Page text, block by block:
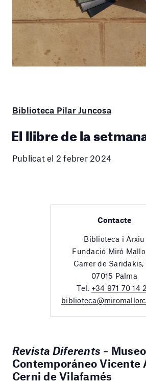
Biblioteca Pilar Juncosa
El llibre de la
Publicat el 2 febrer 2024
Contacte
Biblioteca i Arxiu
Fundació Miró
Carrer de Saridakis,
07015 Palma
Tel. +34 971 70 14
Revista Diferents –
Contemporáneo Vicente
Cerni de Vilafamés